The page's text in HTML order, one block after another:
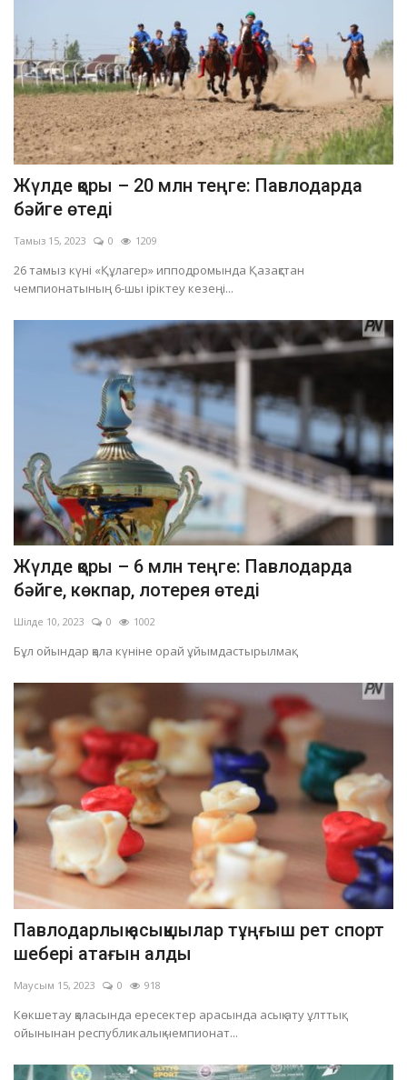
Жүлде қоры – 20 млн теңге: Павлодарда
бәйге өтеді
Тамыз 15, 2023 0 1209
26 тамыз күні «Құлагер» ипподромында Қазақстан
чемпионатының 6-шы іріктеу кезеңі...
Жүлде қоры – 6 млн теңге: Павлодарда
бәйге, көкпар, лотерея өтеді
Шілде 10, 2023 0 1002
Бұл ойындар қала күніне орай ұйымдастырылмақ
Павлодарлық асықшылар тұңғыш рет спорт
шебері атағын алды
Маусым 15, 2023 0 918
Көкшетау қаласында ересектер арасында асық ату ұлттық
ойынынан республикалық чемпионат...